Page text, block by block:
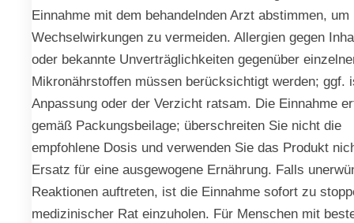
Einnahme mit dem behandelnden Arzt abstimmen, um
Wechselwirkungen zu vermeiden. Allergien gegen
oder bekannte Unverträglichkeiten gegenüber
Mikronährstoffen müssen berücksichtigt werden; ggf.
Anpassung oder der Verzicht ratsam. Die Einnahme
gemäß Packungsbeilage; überschreiten Sie nicht die
empfohlene Dosis und verwenden Sie das Produkt
Ersatz für eine ausgewogene Ernährung. Falls
Reaktionen auftreten, ist die Einnahme sofort zu
medizinischer Rat einzuholen. Für Menschen mit